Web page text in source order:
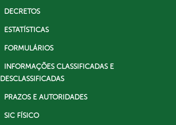
DECRETOS
ESTATÍSTICAS
FORMULÁRIOS
INFORMAÇÕES CLASSIFICADAS E
DESCLASSIFICADAS
PRAZOS E AUTORIDADES
SIC FÍSICO